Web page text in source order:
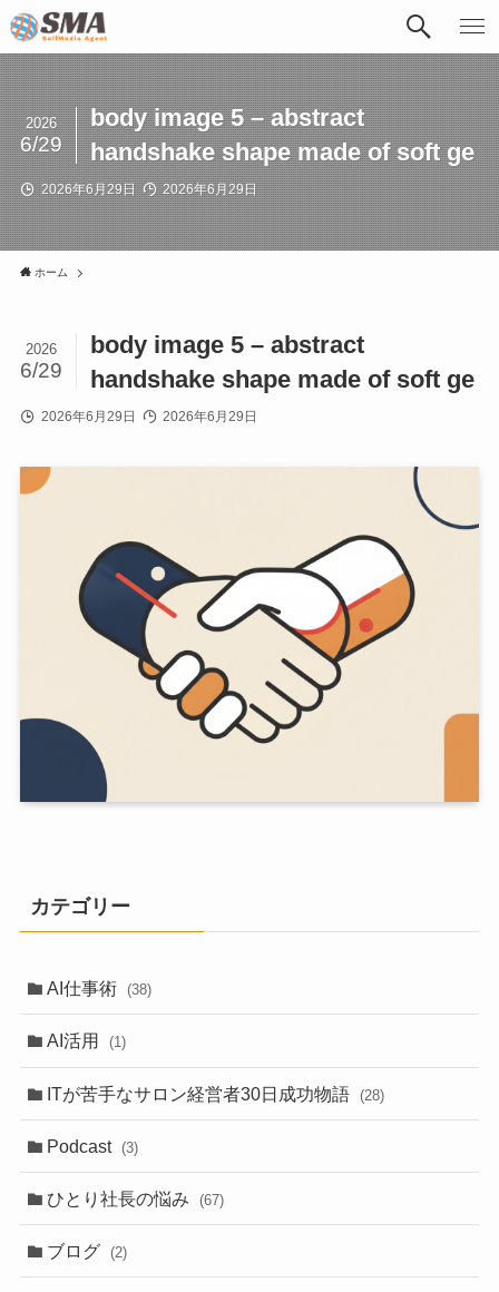
body image 5 – abstract
handshake shape made of soft ge
2026
6/29
2026年6月29日 2026年6月29日
ホーム
body image 5 – abstract
handshake shape made of soft ge
2026
6/29
2026年6月29日 2026年6月29日
カテゴリー
AI仕事術 (38)
AI活用 (1)
ITが苦手なサロン経営者30日成功物語 (28)
Podcast (3)
ひとり社長の悩み (67)
ブログ (2)